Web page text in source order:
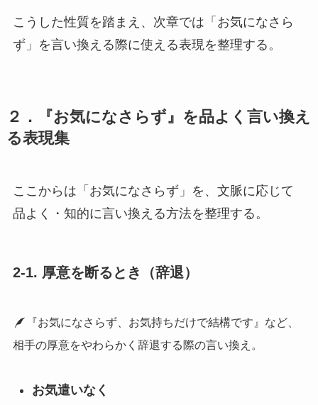
こうした性質を踏まえ、次章では「お気になさら
ず」を言い換える際に使える表現を整理する。
２．『お気になさらず』を品よく言い換え
る表現集
ここからは「お気になさらず」を、文脈に応じて
品よく・知的に言い換える方法を整理する。
2-1. 厚意を断るとき（辞退）
『お気になさらず、お気持ちだけで結構です』など、
相手の厚意をやわらかく辞退する際の言い換え。
お気遣いなく